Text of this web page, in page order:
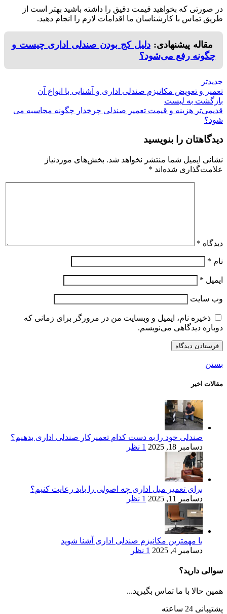
در صورتی که بخواهید قیمت دقیق را داشته باشید بهتر است از
طریق تماس با کارشناسان ما اقدامات لازم را انجام دهید.
مقاله پیشنهادی:دلیل کج بودن صندلی اداری چیست و
چگونه رفع می‌شود؟
جدیدتر
تعمیر و تعویض مکانیزم صندلی اداری و آشنایی با انواع آن
بازگشت به لیست
قدیمی‌تر هزینه و قیمت تعمیر صندلی چرخدار چگونه محاسبه می
شود؟
دیدگاهتان را بنویسید
نشانی ایمیل شما منتشر نخواهد شد. بخش‌های موردنیاز
علامت‌گذاری شده‌اند *
دیدگاه *
نام *
ایمیل *
وب‌ سایت
ذخیره نام، ایمیل و وبسایت من در مرورگر برای زمانی که
دوباره دیدگاهی می‌نویسم.
بستن
مقالات اخیر
صندلی خود را به دست کدام تعمیرکار صندلی اداری بدهیم؟
دسامبر 18, 2025
1 نظر
برای تعمیر مبل اداری چه اصولی را باید رعایت کنیم؟
دسامبر 11, 2025
1 نظر
با مهمترین مکانیزم صندلی اداری آشنا شوید
دسامبر 4, 2025
1 نظر
سوالی دارید؟
همین حالا با ما تماس بگیرید...
پشتیبانی 24 ساعته